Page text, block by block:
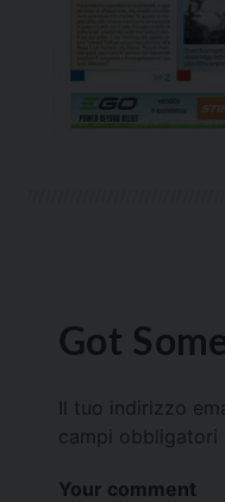
Got
Il tuo indirizzo
campi obbligatori
Your comment